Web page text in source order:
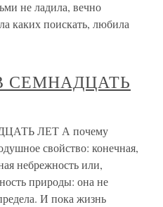
не ладила, вечно
каких поискать, любила
СЕМНАДЦАТЬ
ЛЕТ А почему
свойство: конечная,
небрежность или,
природы: она не
И пока жизнь